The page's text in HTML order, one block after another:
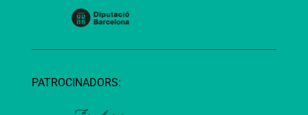
PATROCINADORS: